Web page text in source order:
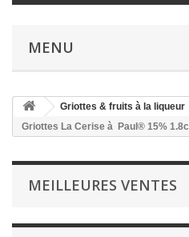
MENU
Griottes & fruits à la liqueur
Griottes La Cerise à Paul® 15% 1.8cl
MEILLEURES VENTES